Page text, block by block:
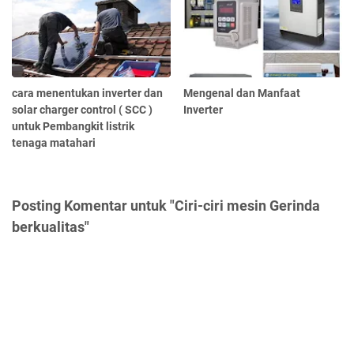
cara menentukan inverter dan
solar charger control ( SCC )
untuk Pembangkit listrik
tenaga matahari
Mengenal dan Manfaat
Inverter
Posting Komentar untuk "Ciri-ciri mesin Gerinda
berkualitas"